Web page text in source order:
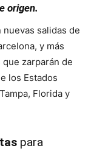
origen.
salidas de
y más
zarparán de
los Estados
Florida y
para